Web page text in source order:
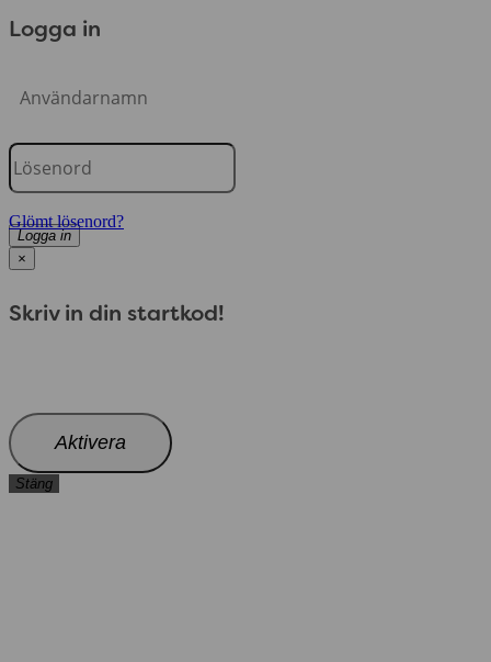
Logga in
Glömt lösenord?
Logga in
×
Skriv in din startkod!
Aktivera
Stäng